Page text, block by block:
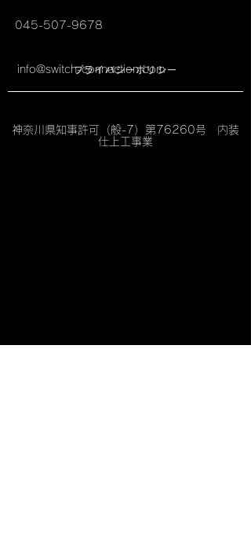
045-507-9678
info@switch-connection.com
プライバシーポリシー
神奈川県知事許可（般-7 ）第76260号 内装
仕上工事業